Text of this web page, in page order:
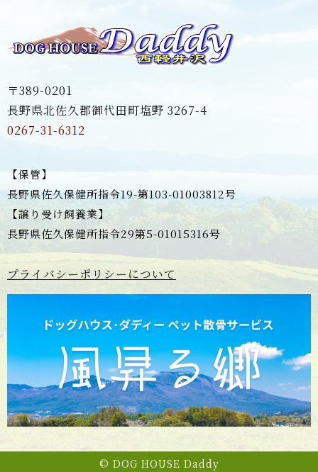
〒389-0201
長野県北佐久郡御代田町塩野 3267-4
0267-31-6312
【保管】
長野県佐久保健所指令19-第103-01003812号
【譲り受け飼養業】
長野県佐久保健所指令29第5-01015316号
プライバシーポリシーについて
© DOG HOUSE Daddy